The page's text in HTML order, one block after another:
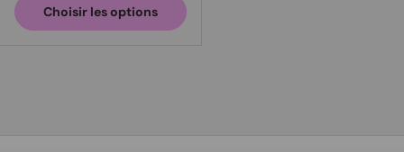
Choisir les options